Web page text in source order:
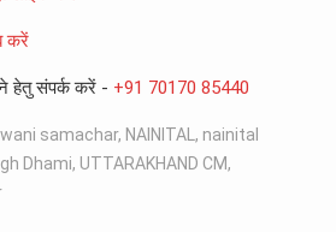
करें
हेतु संपर्क करें - +91 70170 85440
samachar, NAINITAL , nainital
Dhami, UTTARAKHAND CM,